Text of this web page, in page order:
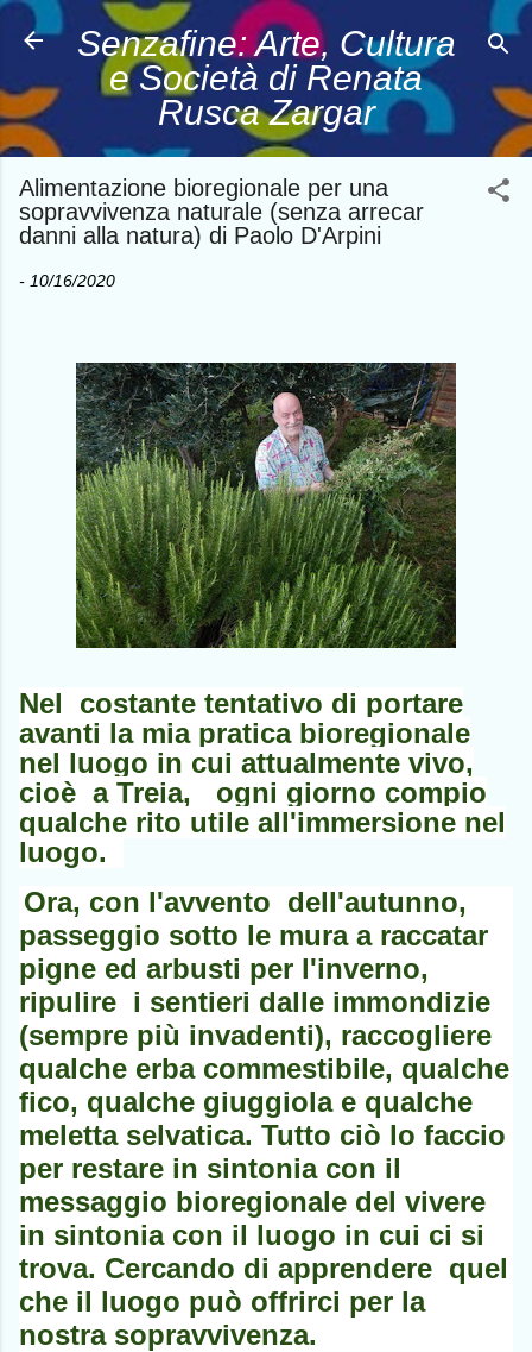
Passa ai contenuti principali
Senzafine: Arte, Cultura
e Società di Renata
Rusca Zargar
Alimentazione bioregionale per una
sopravvivenza naturale (senza arrecar
danni alla natura) di Paolo D'Arpini
- 10/16/2020
Nel costante tentativo di portare
avanti la mia pratica bioregionale
nel luogo in cui attualmente vivo,
cioè a Treia, ogni giorno compio
qualche rito utile all'immersione nel
luogo.
Ora, con l'avvento dell'autunno,
passeggio sotto le mura a raccatar
pigne ed arbusti per l'inverno,
ripulire i sentieri dalle immondizie
(sempre più invadenti), raccogliere
qualche erba commestibile, qualche
fico, qualche giuggiola e qualche
meletta selvatica. Tutto ciò lo faccio
per restare in sintonia con il
messaggio bioregionale del vivere
in sintonia con il luogo in cui ci si
trova. Cercando di apprendere quel
che il luogo può offrirci per la
nostra sopravvivenza.